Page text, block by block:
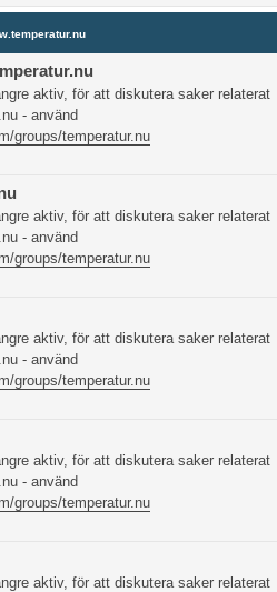
aktiv, för att diskutera saker relaterat
- använd
groups/temperatur.nu
aktiv, för att diskutera saker relaterat
- använd
groups/temperatur.nu
aktiv, för att diskutera saker relaterat
- använd
groups/temperatur.nu
aktiv, för att diskutera saker relaterat
- använd
groups/temperatur.nu
aktiv, för att diskutera saker relaterat